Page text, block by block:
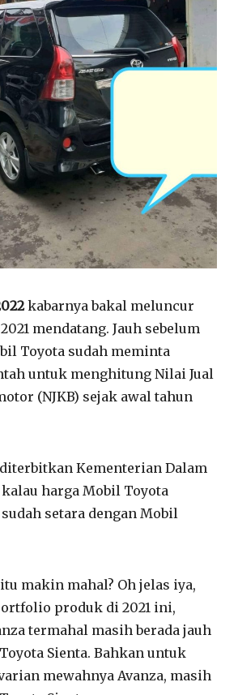
kabarnya bakal meluncur
mendatang. Jauh sebelum
Toyota sudah meminta
untuk menghitung Nilai Jual
(NJKB) sejak awal tahun
diterbitkan Kementerian Dalam
harga Mobil Toyota
setara dengan Mobil
makin mahal? Oh jelas iya,
produk di 2021 ini,
termahal masih berada jauh
Sienta. Bahkan untuk
mewahnya Avanza, masih